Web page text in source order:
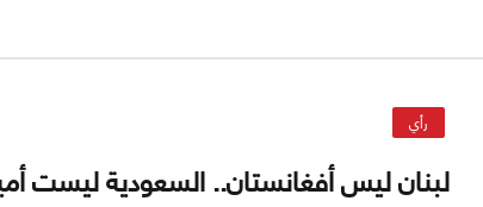
رأي
لبنان ليس أفغانستان.. السعودية ليست